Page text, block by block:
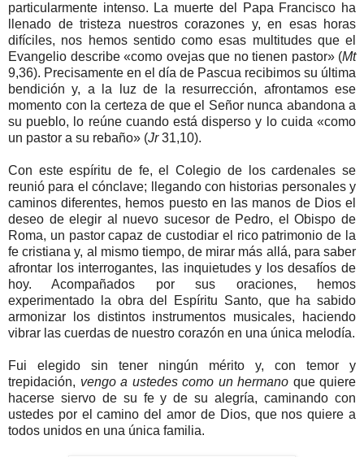
particularmente intenso. La muerte del Papa Francisco ha
llenado de tristeza nuestros corazones y, en esas horas
difíciles, nos hemos sentido como esas multitudes que el
Evangelio describe «como ovejas que no tienen pastor» (Mt
9,36). Precisamente en el día de Pascua recibimos su última
bendición y, a la luz de la resurrección, afrontamos ese
momento con la certeza de que el Señor nunca abandona a
su pueblo, lo reúne cuando está disperso y lo cuida «como
un pastor a su rebaño» (Jr31,10).
Con este espíritu de fe, el Colegio de los cardenales se
reunió para el cónclave; llegando con historias personales y
caminos diferentes, hemos puesto en las manos de Dios el
deseo de elegir al nuevo sucesor de Pedro, el Obispo de
Roma, un pastor capaz de custodiar el rico patrimonio de la
fe cristiana y, al mismo tiempo, de mirar más allá, para saber
afrontar los interrogantes, las inquietudes y los desafíos de
hoy. Acompañados por sus oraciones, hemos
experimentado la obra del Espíritu Santo, que ha sabido
armonizar los distintos instrumentos musicales, haciendo
vibrar las cuerdas de nuestro corazón en una única melodía.
Fui elegido sin tener ningún mérito y, con temor y
trepidación, vengo a ustedes como un hermano que quiere
hacerse siervo de su fe y de su alegría, caminando con
ustedes por el camino del amor de Dios, que nos quiere a
todos unidos en una única familia.